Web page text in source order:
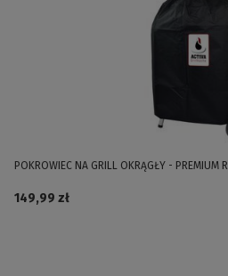
POKROWIEC NA GRILL OKRĄGŁY - PREMIUM
149,99 zł